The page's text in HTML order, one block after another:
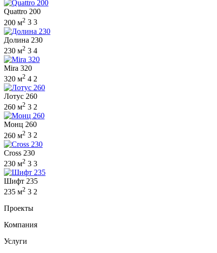
Quattro 200
200 м2 3 3
Долина 230
230 м2 3 4
Mira 320
320 м2 4 2
Лотус 260
260 м2 3 2
Монц 260
260 м2 3 2
Cross 230
230 м2 3 3
Шифт 235
235 м2 3 2
Проекты
Компания
Услуги